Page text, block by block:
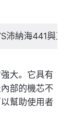
沛納海441與
大。它具有
部的機芯不
幫助使用者